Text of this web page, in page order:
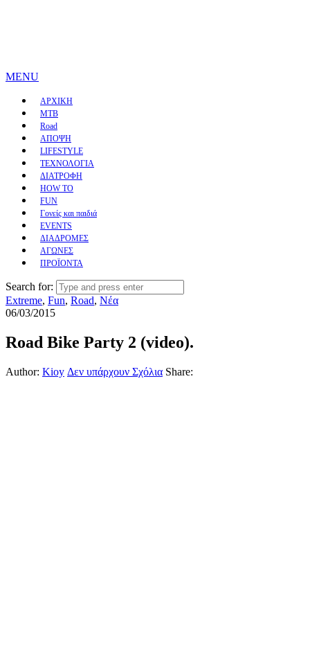
MENU
ΑΡΧΙΚΗ
MTB
Road
ΑΠΟΨΗ
LIFESTYLE
ΤΕΧΝΟΛΟΓΙΑ
ΔΙΑΤΡΟΦΗ
HOW TO
FUN
Γονείς και παιδιά
EVENTS
ΔΙΑΔΡΟΜΕΣ
ΑΓΩΝΕΣ
ΠΡΟΪΟΝΤΑ
Search for:
Extreme, Fun, Road, Νέα
06/03/2015
Road Bike Party 2 (video).
Author: Kioy Δεν υπάρχουν Σχόλια Share: